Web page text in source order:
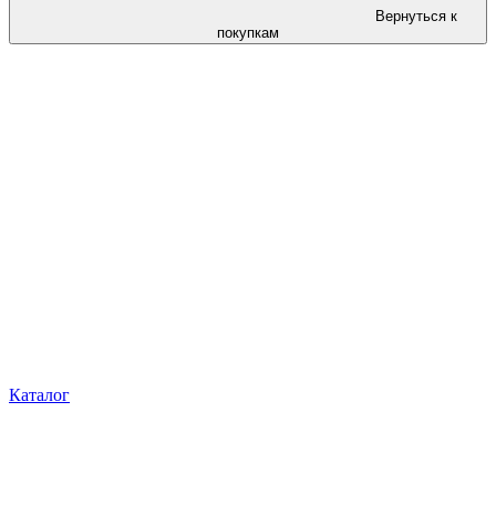
Вернуться к
покупкам
Каталог